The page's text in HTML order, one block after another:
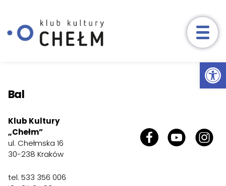
Nasze zajęcia
Harmonogram
Zapisy
Konkursy
Bal
Klub Kultury
„Chełm”
ul. Chełmska 16
30-238 Kraków
tel. 533 356 006